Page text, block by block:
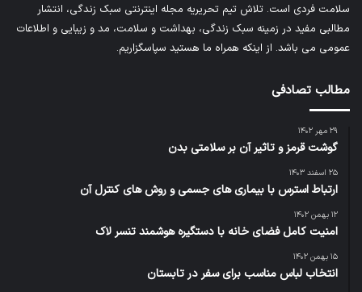
سلامت فردی است. تلاش تیم تحریریه مجله اینترنتی سبک زندگی، انتشار
مطالبی مفید در زمینه سبک زندگی، بهداشت و سلامت، مد و زیبایی و اطلاعات
عمومی می باشد. از اینکه همراه ما هستید سپاسگزاریم.
مطالب تصادفی
۲۹ مهر ۱۴۰۲
گوشت قرمز و تاثیر آن بر سلامتی بدن
۲۵ اسفند ۱۴۰۳
ارتباط استرس با بیماری های جسمی و روش های کنترل آن
۱۲ بهمن ۱۴۰۲
امنیت کامل فضای خانه با دستگیره هوشمند تنسر لاک
۱۵ بهمن ۱۴۰۲
انتخاب لباس مناسب برای سفر در تابستان